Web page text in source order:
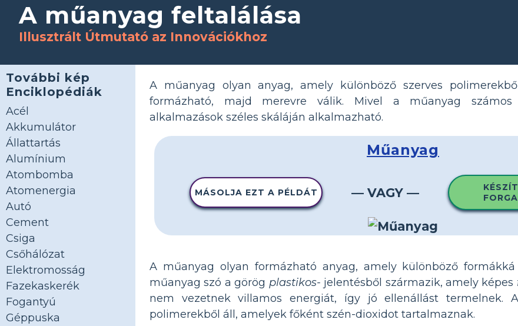
A műanyag feltalálása
Illusztrált Útmutató az Innovációkhoz
További kép
Enciklopédiák
Acél
Akkumulátor
Állattartás
Alumínium
Atombomba
Atomenergia
Autó
Cement
Csiga
Csőhálózat
Elektromosság
Fazekaskerék
Fogantyú
Géppuska
A műanyag olyan anyag, amely különböző szerves
formázható, majd merevre válik. Mivel a műanyag számos
alkalmazások széles skáláján alkalmazható.
Műanyag
MÁSOLJA EZT A PÉLDÁT — VAGY —
A műanyag olyan formázható anyag, amely különböző
műanyag szó a görög plastikos- jelentésből származik, amely képes
nem vezetnek villamos energiát, így jó ellenállást termelnek.
polimerekből áll, amelyek főként szén-dioxidot tartalmaznak.